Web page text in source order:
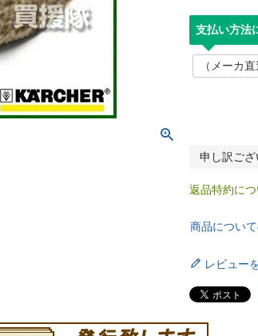
支払い方法
申し訳ござ
返品特約に
商品につい
レビュー